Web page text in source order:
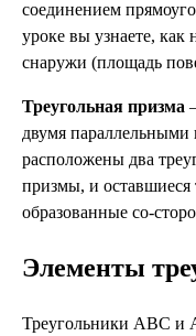
соединением
уроке вы узнаете, как
снаружи (площадь
Треугольная призма
двумя параллельными
расположены два
призмы, и
образованные со-
Элементы
Треугольники ABC и